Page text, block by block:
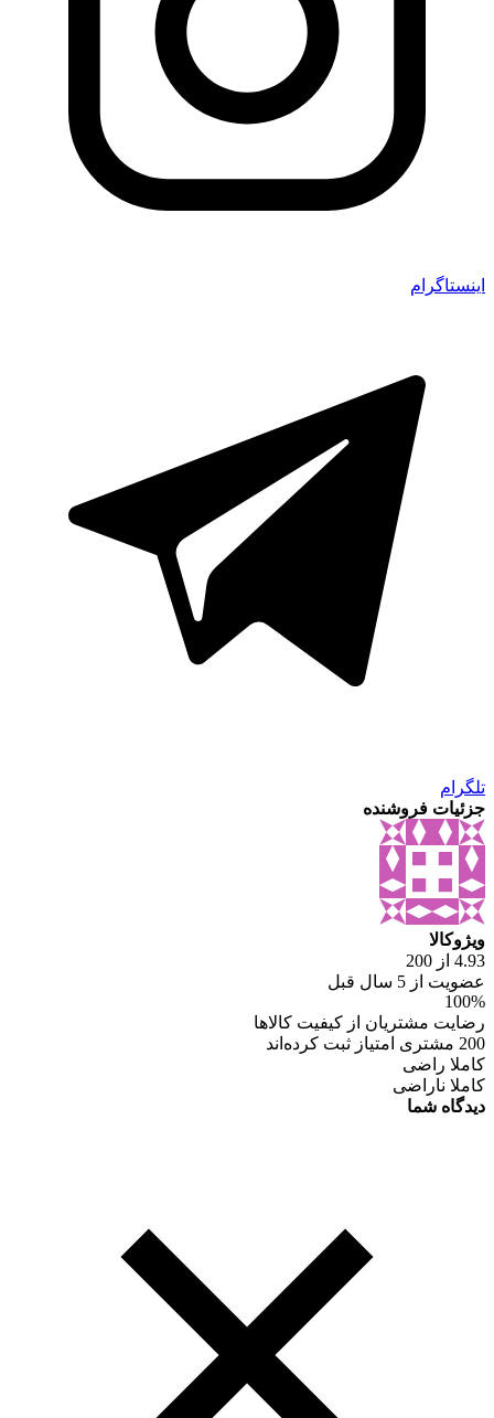
اینستاگرام
تلگرام
جزئیات فروشنده
ویژوکالا
4.93 از 200
عضویت از 5 سال قبل
100%
رضایت مشتریان از کیفیت کالاها
200 مشتری امتیاز ثبت کرده‌اند
کاملا راضی
کاملا ناراضی
دیدگاه شما